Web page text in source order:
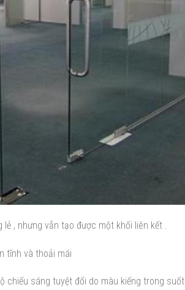
, nhưng vẫn tạo được một khối liên kết .
tĩnh và thoải mái
chiếu sáng tuyệt đối do màu kiếng trong suốt